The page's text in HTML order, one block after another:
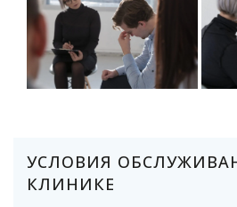
УСЛОВИЯ
КЛИНИКЕ